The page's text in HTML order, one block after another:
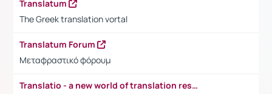
Translatum
The Greek translation vortal
Translatum Forum
Μεταφραστικό φόρουμ
Translatio - a new world of translation resources